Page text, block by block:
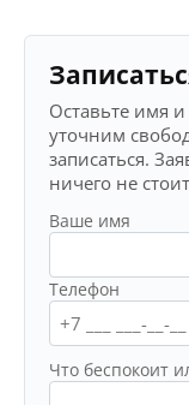
Оставьте имя
уточним
записаться.
ничего не
Ваше имя
Телефон
Что беспокоит